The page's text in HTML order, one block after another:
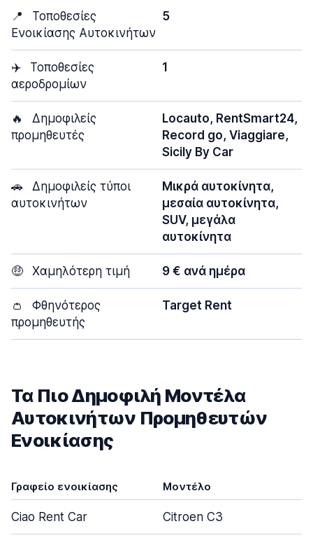
📍
Τοποθεσίες
Ενοικίασης Αυτοκινήτων
5
✈️
Τοποθεσίες
αεροδρομίων
1
🔥
Δημοφιλείς
προμηθευτές
Locauto, RentSmart24,
Record go, Viaggiare,
Sicily By Car
🚗
Δημοφιλείς τύποι
αυτοκινήτων
Μικρά αυτοκίνητα,
μεσαία αυτοκίνητα,
SUV, μεγάλα
αυτοκίνητα
🤑 Χαμηλότερη τιμή 9 € ανά ημέρα
👛
Φθηνότερος
προμηθευτής
Target Rent
Τα Πιο Δημοφιλή Μοντέλα
Αυτοκινήτων Προμηθευτών
Ενοικίασης
Γραφείο ενοικίασης Μοντέλο
Ciao Rent Car Citroen C3